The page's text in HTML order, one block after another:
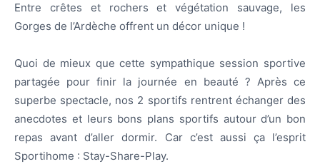
Entre crêtes et rochers et végétation sauvage, les
Gorges de l’Ardèche offrent un décor unique !
Quoi de mieux que cette sympathique session sportive
partagée pour finir la journée en beauté ? Après ce
superbe spectacle, nos 2 sportifs rentrent échanger des
anecdotes et leurs bons plans sportifs autour d’un bon
repas avant d’aller dormir. Car c’est aussi ça l’esprit
Sportihome : Stay-Share-Play.